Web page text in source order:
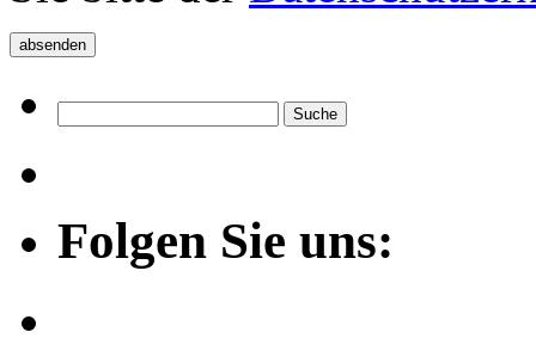
Folgen Sie uns: